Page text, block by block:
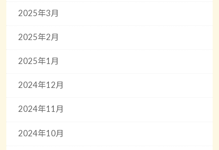
2025年3月
2025年2月
2025年1月
2024年12月
2024年11月
2024年10月